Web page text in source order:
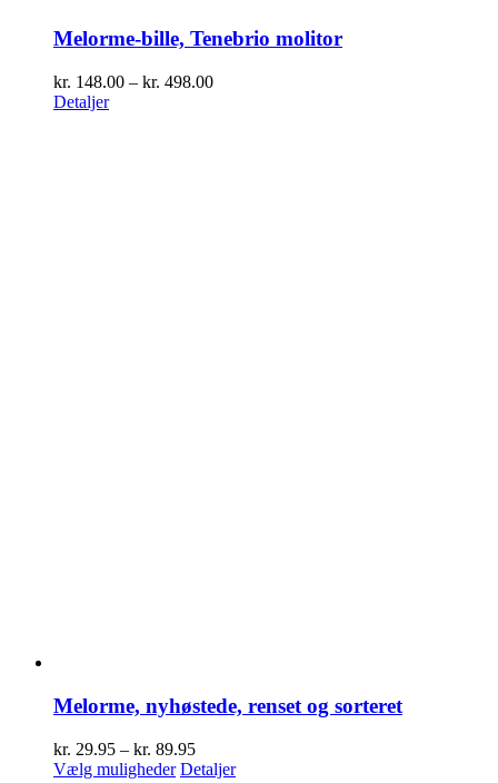
Melorme-bille, Tenebrio molitor
kr. 148.00 – kr. 498.00Prisinterval:
Detaljer
Melorme, nyhøstede, renset og sorteret
kr. 29.95 – kr. 89.95Prisinterval:
kr. 29.95
Vælg muligheder Dette
Detaljer